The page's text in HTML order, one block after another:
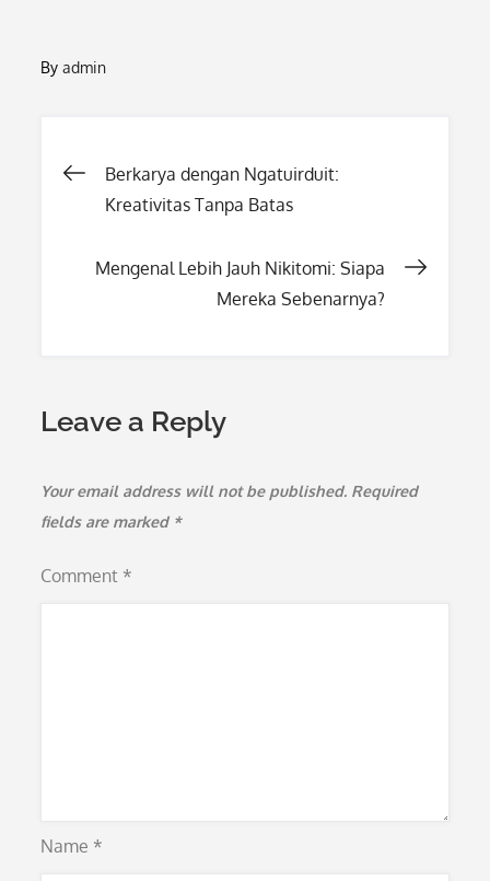
Byadmin
Post
Berkarya dengan Ngatuirduit:
Kreativitas Tanpa Batas
Mengenal Lebih Jauh Nikitomi: Siapa
Mereka Sebenarnya?
Leave a Reply
Your email address will not be published. Required
fields are marked *
Comment *
Name *